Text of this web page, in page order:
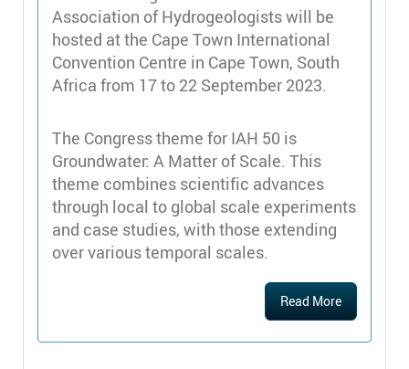
Association of Hydrogeologists will be
hosted at the Cape Town International
Convention Centre in Cape Town, South
Africa from 17 to 22 September 2023.
The Congress theme for IAH 50 is
Groundwater: A Matter of Scale. This
theme combines scientific advances
through local to global scale experiments
and case studies, with those extending
over various temporal scales.
Read More